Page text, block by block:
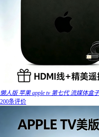
懒人版 苹果 apple tv 第七代 流媒体盒
200条评价